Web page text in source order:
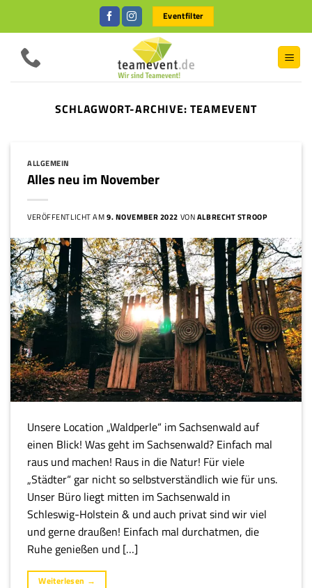
Eventfilter
SCHLAGWORT-ARCHIVE:TEAMEVENT
ALLGEMEIN
Alles neu im November
VERÖFFENTLICHT AM9. NOVEMBER 2022 VONALBRECHT STROOP
Unsere Location „Waldperle“ im Sachsenwald auf
einen Blick! Was geht im Sachsenwald? Einfach mal
raus und machen! Raus in die Natur! Für viele
„Städter“ gar nicht so selbstverständlich wie für uns.
Unser Büro liegt mitten im Sachsenwald in
Schleswig-Holstein & und auch privat sind wir viel
und gerne draußen! Einfach mal durchatmen, die
Ruhe genießen und […]
Weiterlesen →